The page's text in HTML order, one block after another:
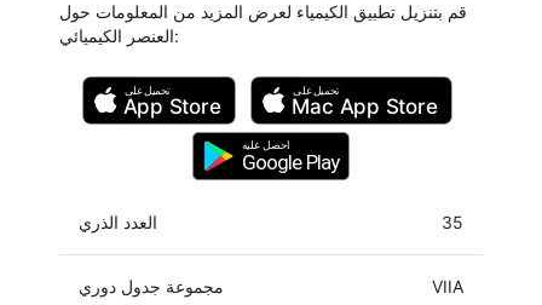
قم بتنزيل تطبيق الكيمياء لعرض المزيد من المعلومات حول
العنصر الكيميائي:
تحميل على
App Store
تحميل على
Mac App Store
احصل عليه
Google Play
العدد الذري 35
مجموعة جدول دوري VIIA